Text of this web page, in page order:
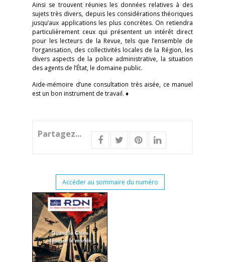
Ainsi se trouvent réunies les données relatives à des
sujets très divers, depuis les considérations théoriques
jusqu’aux applications les plus concrètes. On retiendra
particulièrement ceux qui présentent un intérêt direct
pour les lecteurs de la Revue, tels que l’ensemble de
l’organisation, des collectivités locales de la Région, les
divers aspects de la police administrative, la situation
des agents de l’État, le domaine public.
Aide-mémoire d’une consultation très aisée, ce manuel
est un bon instrument de travail. ♦
Partagez...
Accéder au sommaire du numéro